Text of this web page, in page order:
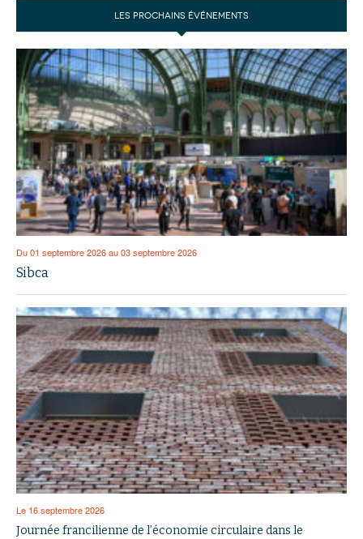
LES PROCHAINS ÉVÉNEMENTS
Du 01 septembre 2026 au 03 septembre 2026
Sibca
Le 16 septembre 2026
Journée francilienne de l’économie circulaire dans le